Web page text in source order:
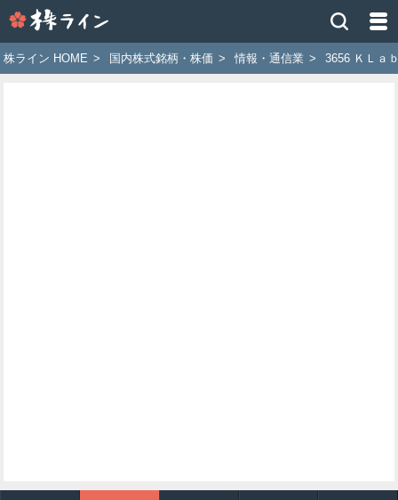
イ
ン
株ライン HOME > 国内株式銘柄・株価 > 情報・通信業 > 3656 ＫＬａ